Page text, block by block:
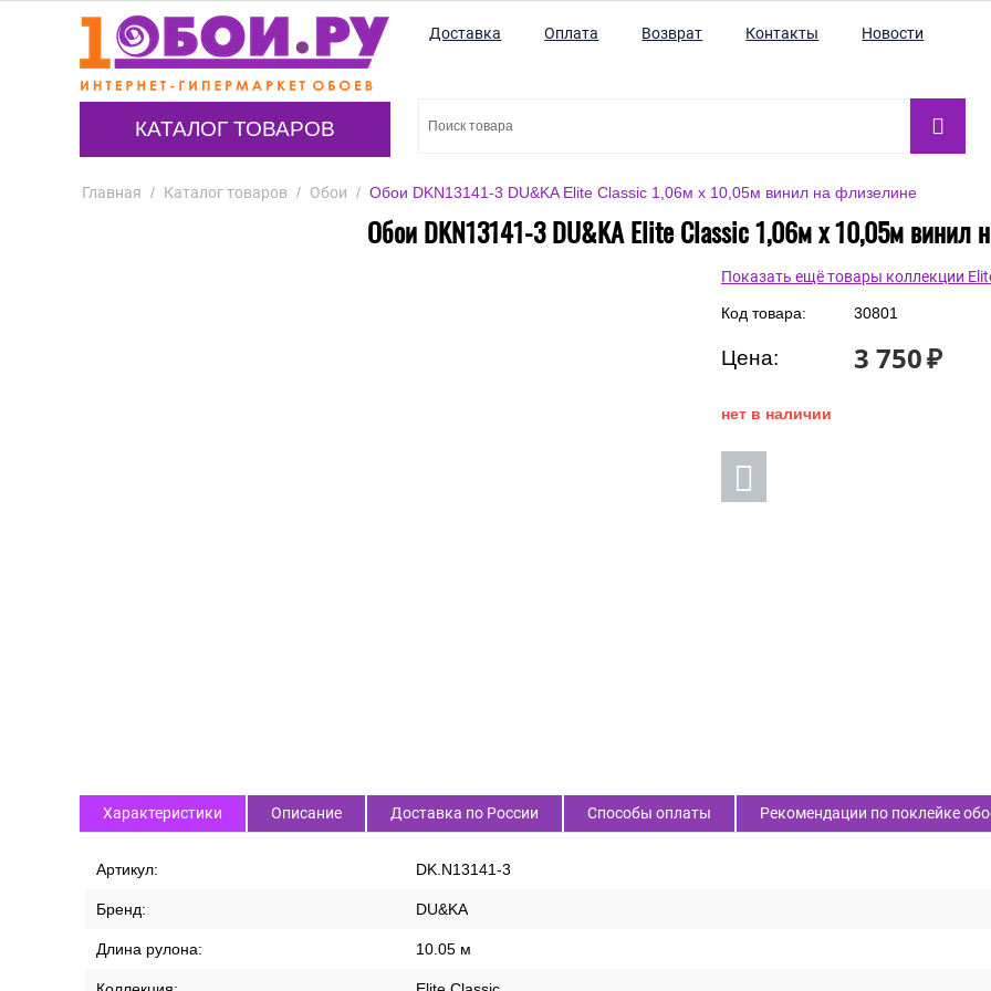
КАТАЛОГ ТОВАРОВ
Доставка Оплата Возврат Контакты Новости
Главная / Каталог товаров / Обои / Обои DKN13141-3 DU&KA Elite Classic 1,06м х 10,05м винил на флизелине
Обои DKN13141-3 DU&KA Elite Classic 1,06м х 10,05м винил
Показать ещё товары коллекции
Код товара: 30801
Цена: 3 750₽
нет в наличии
Характеристики Описание Доставка по России Способы оплаты Рекомендации по поклейке
Артикул: DK.N13141-3
Бренд: DU&KA
Длина рулона: 10.05 м